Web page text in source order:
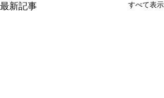
最新記事 すべて表示